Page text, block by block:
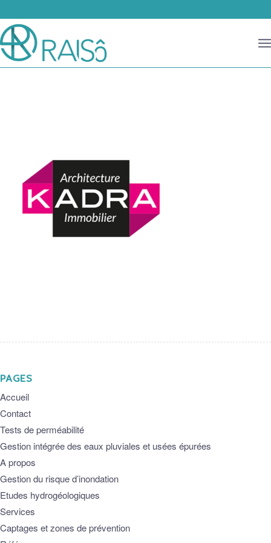
PAGES
Accueil
Contact
Tests de perméabilité
Gestion intégrée des eaux pluviales et usées épurées
A propos
Gestion du risque d’inondation
Etudes hydrogéologiques
Services
Captages et zones de prévention